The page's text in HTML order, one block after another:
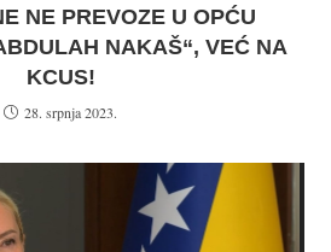
NE PREVOZE U OPĆU
NAKAŠ“, VEĆ NA
KCUS!
28. srpnja 2023.